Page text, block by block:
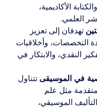
الأكاديمية،
العلمي.
تهدفان إلى تعزيز
التخصصات، وأخلاقيات
النقدي، والابتكار في
في الموسيقى تتناول
مثل علم
الموسيقي،